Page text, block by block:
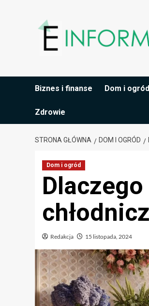
Biznes i finanse Dom i ogród
Zdrowie
STRONA GŁÓWNA DOM I OGRÓD
Dom i ogród
Redakcja 15 listopada, 2024